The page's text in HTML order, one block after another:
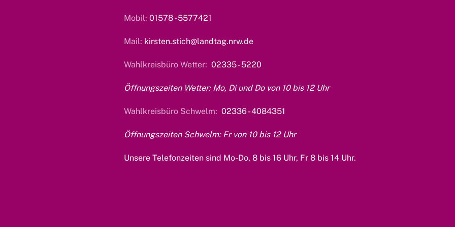
Mobil: 01578 - 5577421
Mail: kirsten.stich@landtag.nrw.de
Wahlkreisbüro Wetter: 02335 - 5220
Öffnungszeiten Wetter: Mo, Di und Do von 10 bis 12 Uhr
Wahlkreisbüro Schwelm: 02336 - 4084351
Öffnungszeiten Schwelm: Fr von 10 bis 12 Uhr
Unsere Telefonzeiten sind Mo-Do, 8 bis 16 Uhr, Fr 8 bis 14 Uhr.